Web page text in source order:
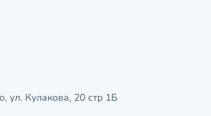
ул. Кулакова, 20 стр 1Б